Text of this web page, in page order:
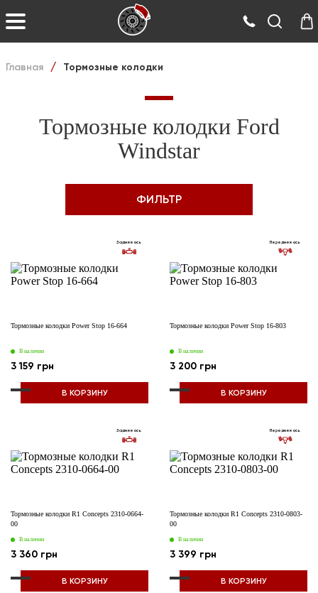
Главная / Тормозные колодки
Тормозные колодки Ford
Windstar
ФИЛЬТР
Задняя ось
Тормозные колодки Power Stop 16-664
В наличии
3 159 грн
В КОРЗИНУ
Передняя ось
Тормозные колодки Power Stop 16-803
В наличии
3 200 грн
В КОРЗИНУ
Задняя ось
Тормозные колодки R1 Concepts 2310-0664-
00
В наличии
3 360 грн
В КОРЗИНУ
Передняя ось
Тормозные колодки R1 Concepts 2310-0803-
00
В наличии
3 399 грн
В КОРЗИНУ